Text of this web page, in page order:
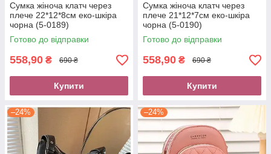
Сумка жіноча клатч через
плече 22*12*8см еко-шкіра
чорна (5-0189)
Готово до відправки
558,90 ₴ 690 ₴
Купити
Сумка жіноча клатч через
плече 21*12*7см еко-шкіра
чорна (5-0190)
Готово до відправки
558,90 ₴ 690 ₴
Купити
–24% –24%